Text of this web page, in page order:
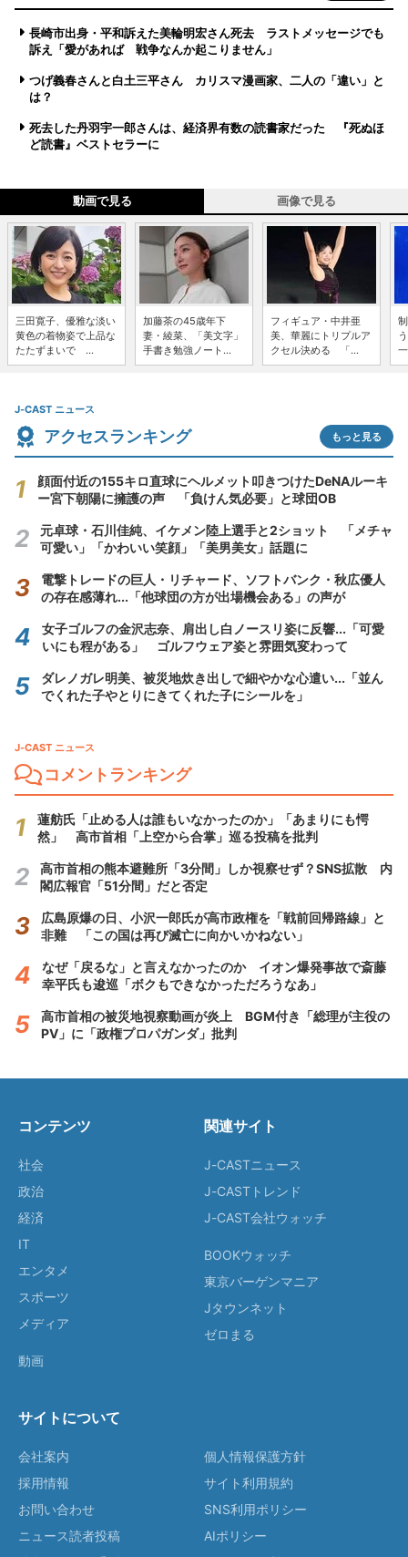
長崎市出身・平和訴えた美輪明宏さん死去 ラストメッセージでも
訴え「愛があれば 戦争なんか起こりません」
つげ義春さんと白土三平さん カリスマ漫画家、二人の「違い」と
は？
死去した丹羽宇一郎さんは、経済界有数の読書家だった 『死ぬほ
ど読書』ベストセラーに
動画で見る 画像で見る
三田寛子、優雅な淡い
黄色の着物姿で上品な
たたずまいで ...
加藤茶の45歳年下
妻・綾菜、「美文字」
手書き勉強ノート...
フィギュア・中井亜
美、華麗にトリプルア
クセル決める 「...
J-CAST ニュース
アクセスランキング もっと見る
顔面付近の155キロ直球にヘルメット叩きつけたDeNAルーキ
ー宮下朝陽に擁護の声 「負けん気必要」と球団OB
元卓球・石川佳純、イケメン陸上選手と2ショット 「メチャ
可愛い」「かわいい笑顔」「美男美女」話題に
電撃トレードの巨人・リチャード、ソフトバンク・秋広優人
の存在感薄れ...「他球団の方が出場機会ある」の声が
女子ゴルフの金沢志奈、肩出し白ノースリ姿に反響...「可愛
いにも程がある」 ゴルフウェア姿と雰囲気変わって
ダレノガレ明美、被災地炊き出しで細やかな心遣い...「並ん
でくれた子やとりにきてくれた子にシールを」
J-CAST ニュース
コメントランキング
蓮舫氏「止める人は誰もいなかったのか」「あまりにも愕
然」 高市首相「上空から合掌」巡る投稿を批判
高市首相の熊本避難所「3分間」しか視察せず？SNS拡散 内
閣広報官「51分間」だと否定
広島原爆の日、小沢一郎氏が高市政権を「戦前回帰路線」と
非難 「この国は再び滅亡に向かいかねない」
なぜ「戻るな」と言えなかったのか イオン爆発事故で斎藤
幸平氏も逡巡「ボクもできなかっただろうなあ」
高市首相の被災地視察動画が炎上 BGM付き「総理が主役の
PV」に「政権プロパガンダ」批判
コンテンツ
社会
政治
経済
IT
エンタメ
スポーツ
メディア
動画
関連サイト
J-CASTニュース
J-CASTトレンド
J-CAST会社ウォッチ
BOOKウォッチ
東京バーゲンマニア
Jタウンネット
ゼロまる
サイトについて
会社案内
採用情報
お問い合わせ
ニュース読者投稿
個人情報保護方針
サイト利用規約
SNS利用ポリシー
AIポリシー